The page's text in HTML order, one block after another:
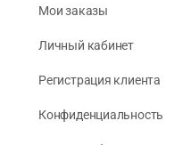
Мои заказы
Личный кабинет
Регистрация клиента
Конфиденциальность